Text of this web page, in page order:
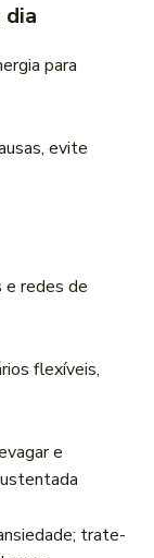
dia
para
evite
e redes de
flexíveis,
e
trate-